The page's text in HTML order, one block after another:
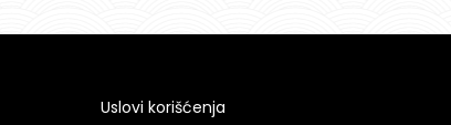
Uslovi korišćenja